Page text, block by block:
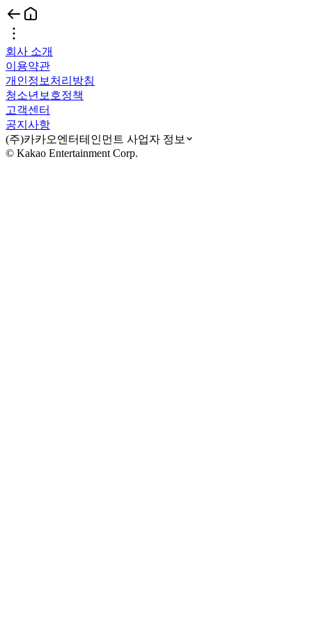
회사 소개
이용약관
개인정보처리방침
청소년보호정책
고객센터
공지사항
(주)카카오엔터테인먼트 사업자 정보
© Kakao Entertainment Corp.